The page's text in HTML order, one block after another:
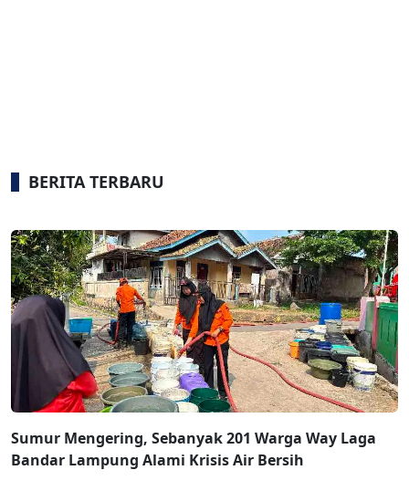
BERITA TERBARU
Sumur Mengering, Sebanyak 201 Warga Way Laga
Bandar Lampung Alami Krisis Air Bersih